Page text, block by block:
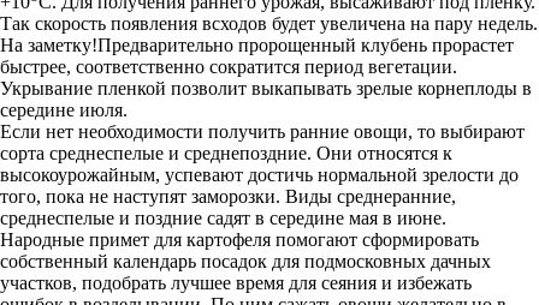
Так скорость появления всходов будет увеличена на пару недель.
На заметку!Предварительно пророщенный клубень прорастет
быстрее, соответственно сократится период вегетации.
Укрывание пленкой позволит выкапывать зрелые корнеплоды в
середине июля.
Если нет необходимости получить ранние овощи, то выбирают
сорта среднеспелые и среднепоздние. Они относятся к
высокоурожайным, успевают достичь нормальной зрелости до
того, пока не наступят заморозки. Виды среднеранние,
среднеспелые и поздние садят в середине мая в июне.
Народные примет для картофеля помогают сформировать
собственный календарь посадок для подмосковных дачных
участков, подобрать лучшее время для сеяния и избежать